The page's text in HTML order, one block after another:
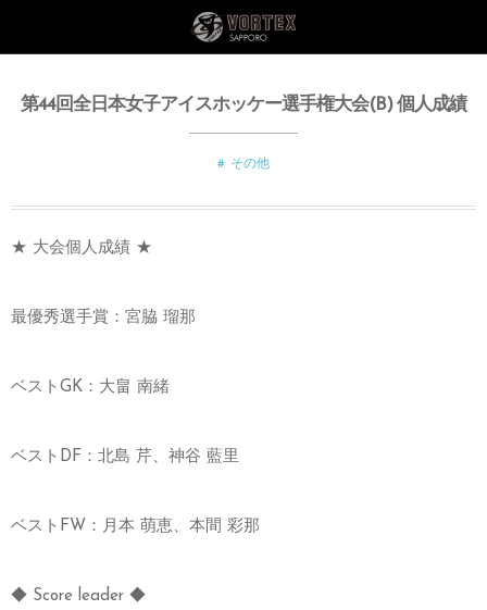
第44回全日本女子アイスホッケー選手権大会(B) 個人成績
その他
★ 大会個人成績 ★
最優秀選手賞：宮脇 瑠那
ベストGK：大畠 南緒
ベストDF：北島 芹、神谷 藍里
ベストFW：月本 萌恵、本間 彩那
◆ Score leader ◆